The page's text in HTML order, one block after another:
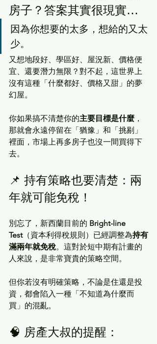
房子？答案其實很現實…
因為你想要的太多，想給的又太
少。
又想地段好、學區好、屋況新、價格便
宜、還要潛力無限？對不起，這世界上
沒有這種「什麼都好、價格又甜」的夢
幻屋。
你如果搞不清楚你的主要目標是什麼 ，
那就會永遠停留在「猶豫」和「挑剔」
裡面，市場上再多房子也沒一間買得下
去。
📌 持有策略也要清楚：兩
年就可能免稅！
別忘了，新西蘭目前的 Bright-line
Test（資本利得稅規則）已經調整為持有
滿兩年就免稅。這對於短中期有計畫的
人來說，是非常寶貴的策略空間。
但你若沒有明確策略，不論是住還是投
資，都會陷入一種「不知道為什麼而
買」的混亂。
🧠 房產大叔的提醒：